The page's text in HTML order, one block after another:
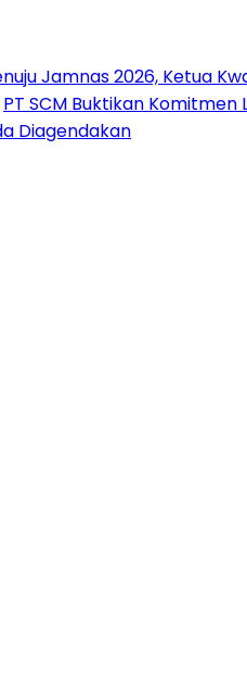
Jamnas 2026, Ketua
PT SCM Buktikan Komitmen
Diagendakan